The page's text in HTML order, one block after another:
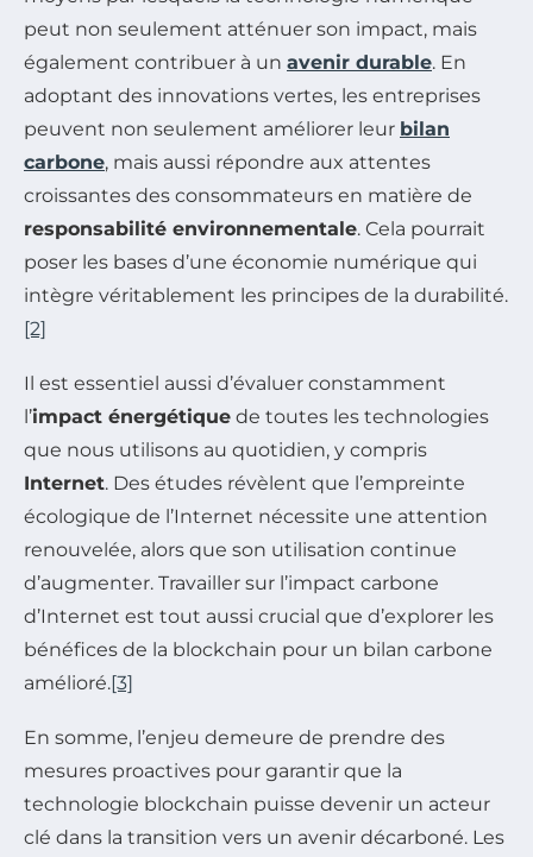
peut non seulement atténuer son impact, mais
également contribuer à un avenir durable. En
adoptant des innovations vertes, les entreprises
peuvent non seulement améliorer leur bilan
carbone, mais aussi répondre aux attentes
croissantes des consommateurs en matière de
responsabilité environnementale. Cela pourrait
poser les bases d’une économie numérique qui
intègre véritablement les principes de la durabilité.
[2]
Il est essentiel aussi d’évaluer constamment
l’impact énergétique de toutes les technologies
que nous utilisons au quotidien, y compris
Internet. Des études révèlent que l’empreinte
écologique de l’Internet nécessite une attention
renouvelée, alors que son utilisation continue
d’augmenter. Travailler sur l’impact carbone
d’Internet est tout aussi crucial que d’explorer les
bénéfices de la blockchain pour un bilan carbone
amélioré.[3]
En somme, l’enjeu demeure de prendre des
mesures proactives pour garantir que la
technologie blockchain puisse devenir un acteur
clé dans la transition vers un avenir décarboné. Les